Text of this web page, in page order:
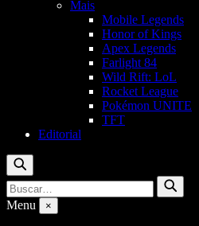
Mais
Mobile Legends
Honor of Kings
Apex Legends
Farlight 84
Wild Rift: LoL
Rocket League
Pokémon UNITE
TFT
Editorial
Buscar
Buscar
por:
Buscar
Menu ×